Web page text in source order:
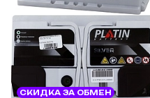
СКИДКА ЗА ОБМЕН